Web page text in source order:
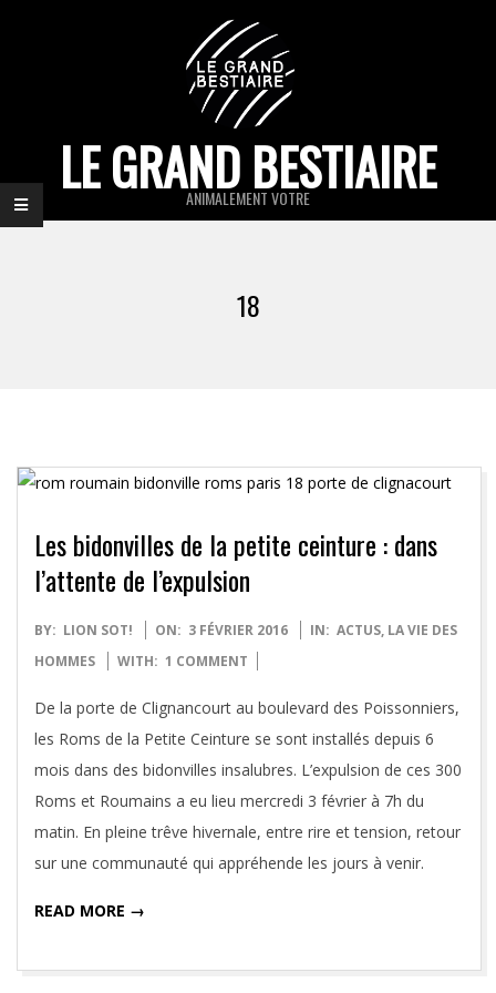
LE GRAND BESTIAIRE
ANIMALEMENT VOTRE
Primary
18
Les bidonvilles de la petite ceinture : dans
l’attente de l’expulsion
2016-
02-
BY: LION SOT! ON: 3 FÉVRIER 2016 IN: ACTUS, LA VIE DES
HOMMES
WITH: 1 COMMENT
De la porte de Clignancourt au boulevard des Poissonniers,
les Roms de la Petite Ceinture se sont installés depuis 6
mois dans des bidonvilles insalubres. L’expulsion de ces 300
Roms et Roumains a eu lieu mercredi 3 février à 7h du
matin. En pleine trêve hivernale, entre rire et tension, retour
sur une communauté qui appréhende les jours à venir.
READ MORE →